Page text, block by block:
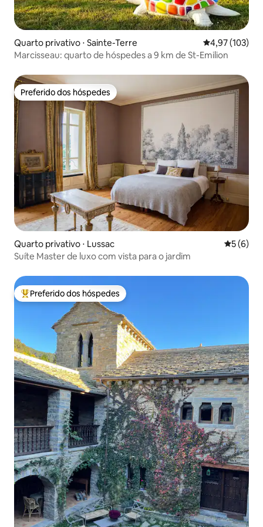
Quarto privativo ⋅ Sainte-Terre 4,97 de uma
4,97 (103)
Marcisseau: quarto de hóspedes a 9 km de St-Emilion
Preferido dos hóspedes
Preferido dos hóspedes
Quarto privativo ⋅ Lussac 5 de
5 (6)
Suíte Master de luxo com vista para o jardim
Entre os melhores preferidos dos hóspedes
Preferido dos hóspedes